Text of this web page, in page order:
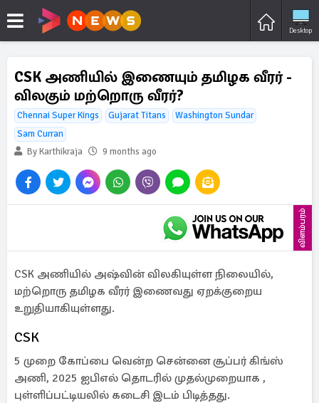
Desktop
CSK அணியில் இணையும் தமிழக வீரர் -
விலகும் மற்றொரு வீரர்?
Chennai Super Kings Gujarat Titans
Washington Sundar
Sam Curran
By Karthikraja
9 months ago
விளம்பரம்
CSK அணியில் அஷ்வின் விலகியுள்ள நிலையில்,
மற்றொரு தமிழக வீரர் இணைவது ஏறக்குறைய
உறுதியாகியுள்ளது.
CSK
5 முறை கோப்பை வென்ற சென்னை சூப்பர் கிங்ஸ்
அணி, 2025 ஐபிஎல் தொடரில் முதல்முறையாக ,
புள்ளிப்பட்டியலில் கடைசி இடம் பிடித்தது.